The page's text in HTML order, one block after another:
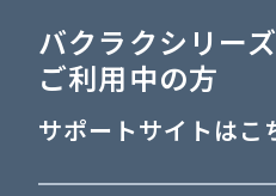
バクラクシリー
ご利用中の方
サポートサイトはこ